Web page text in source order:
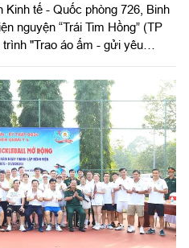
tế - Quốc phòng 726, Binh
nguyện “Trái Tim Hồng” (TP
"Trao áo ấm - gửi yêu
trên địa bàn hai xã Tuy
Đồng.